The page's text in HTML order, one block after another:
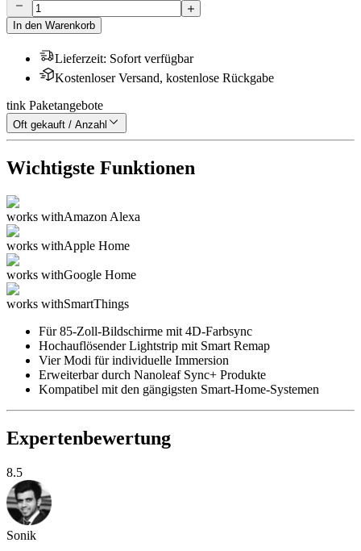
In den Warenkorb
Lieferzeit: Sofort verfügbar
Kostenloser Versand, kostenlose Rückgabe
tink Paketangebote
Oft gekauft / Anzahl
Wichtigste Funktionen
works withAmazon Alexa
works withApple Home
works withGoogle Home
works withSmartThings
Für 85-Zoll-Bildschirme mit 4D-Farbsync
Hochauflösender Lightstrip mit Smart Remap
Vier Modi für individuelle Immersion
Erweiterbar durch Nanoleaf Sync+ Produkte
Kompatibel mit den gängigsten Smart-Home-Systemen
Expertenbewertung
8.5
Sonik